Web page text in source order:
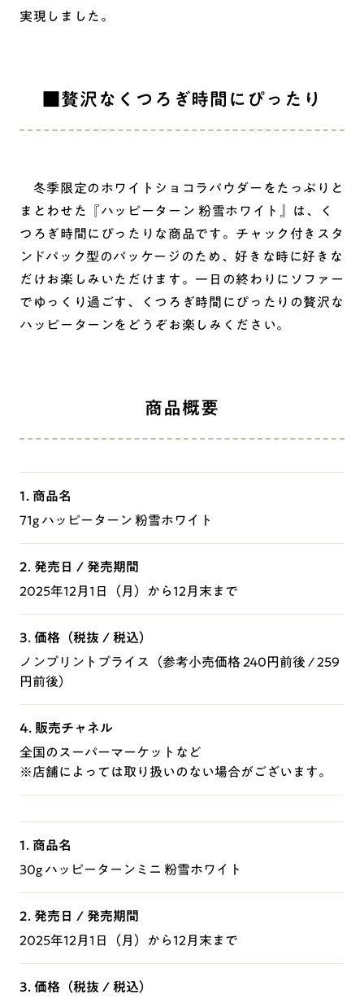
実現しました。
■贅沢なくつろぎ時間にぴったり
冬季限定のホワイトショコラパウダーをたっぷりと
まとわせた『ハッピーターン 粉雪ホワイト』は、く
つろぎ時間にぴったりな商品です。チャック付きスタ
ンドパック型のパッケージのため、好きな時に好きな
だけお楽しみいただけます。一日の終わりにソファー
でゆっくり過ごす、くつろぎ時間にぴったりの贅沢な
ハッピーターンをどうぞお楽しみください。
商品概要
1. 商品名
71g ハッピーターン 粉雪ホワイト
2. 発売日 / 発売期間
2025年12月1日（月）から12月末まで
3. 価格（税抜 / 税込）
ノンプリントプライス（参考小売価格 240円前後 / 259
円前後）
4. 販売チャネル
全国のスーパーマーケットなど
※店舗によっては取り扱いのない場合がございます。
1. 商品名
30g ハッピーターンミニ 粉雪ホワイト
2. 発売日 / 発売期間
2025年12月1日（月）から12月末まで
3. 価格（税抜 / 税込）